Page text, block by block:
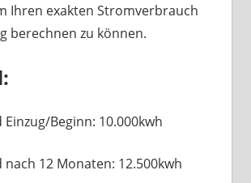
Ihren exakten Stromverbrauch
berechnen zu können.
Beginn: 10.000kwh
12 Monaten: 12.500kwh